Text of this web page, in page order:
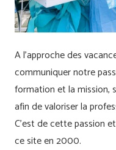
A l’approche des
communiquer notre
formation et la mission,
afin de valoriser la
C’est de cette passion
ce site en 2000.